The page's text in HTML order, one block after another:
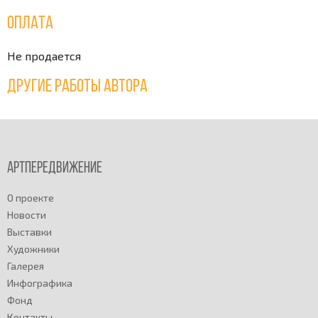
Оплата
Не продается
Другие работы автора
Артпередвижение
О проекте
Новости
Выставки
Художники
Галерея
Инфографика
Фонд